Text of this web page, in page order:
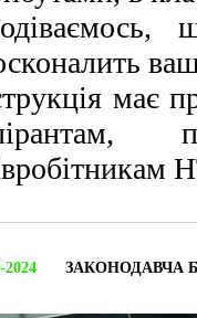
має
2024 ЗАКОНОДАВЧА